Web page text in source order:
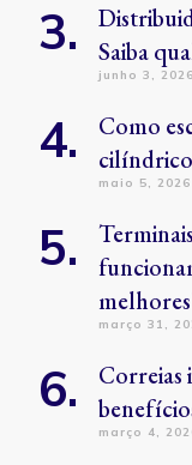
Saiba
junho 3, 2026
Como
maio 5, 2026
março 31,
Correias
março 4,